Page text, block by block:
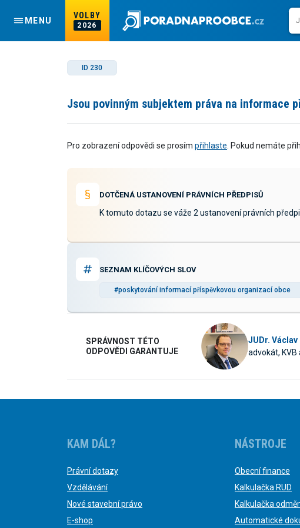
MENU
VOLBY
2026
ID 230
Jsou povinným subjektem práva na informace
Pro zobrazení odpovědi se prosím přihlaste . Pokud nemáte
DOTČENÁ USTANOVENÍ PRÁVNÍCH PŘEDPISŮ
K tomuto dotazu se váže 2 ustanovení právních
SEZNAM KLÍČOVÝCH SLOV
#poskytování informací příspěvkovou organizací obce
SPRÁVNOST TÉTO
ODPOVĚDI GARANTUJE
JUDr.
advokát, KVB
KAM DÁL?
Právní dotazy
Vzdělávání
Nové stavební právo
E-shop
NÁSTROJE
Obecní finance
Kalkulačka RUD
Kalkulačka
Automatické